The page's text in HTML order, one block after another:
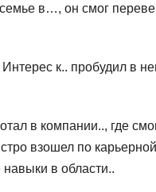
в…, он смог
к.. пробудил в
в компании.., где
взошел по
в области..